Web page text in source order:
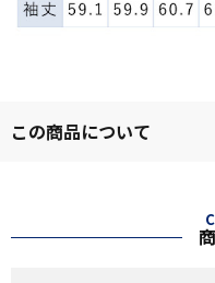
この商品について